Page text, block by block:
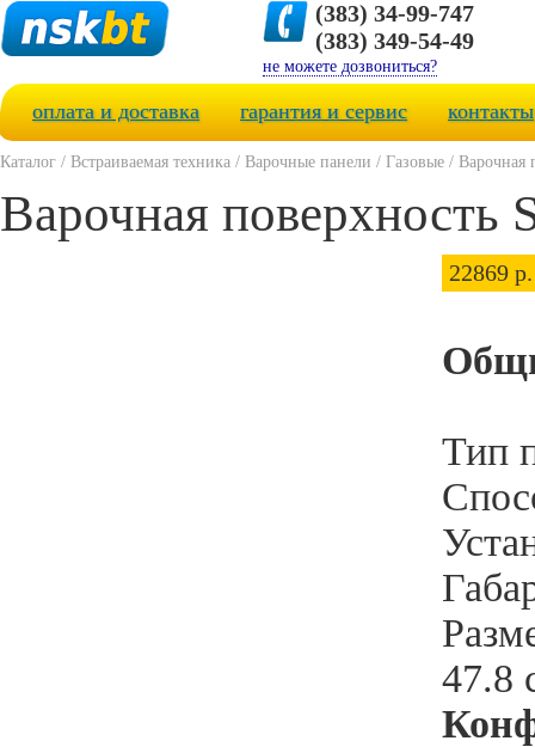
(383) 34-99-747
(383) 349-54-49
не можете дозвониться?
оплата и доставка гарантия и сервис контакты
Каталог / Встраиваемая техника / Варочные панели / Газовые / Варочная
Варочная поверхность
22869 р.
Тип
47.8